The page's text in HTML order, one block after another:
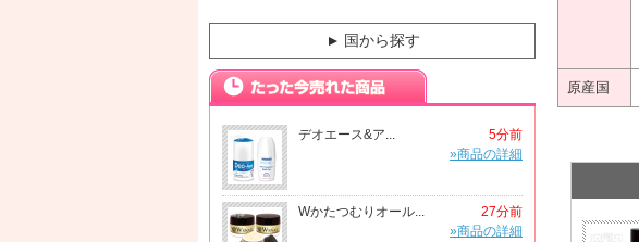
▼ 国から探す
デオエース&ア...
5分前
»商品の詳細
Wかたつむりオール...
27分前
»商品の詳細
原産国